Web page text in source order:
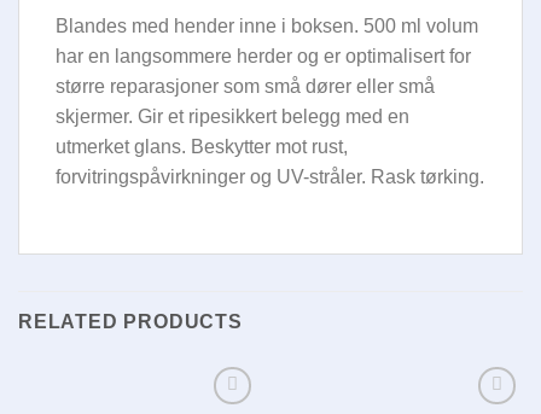
Blandes med hender inne i boksen. 500 ml volum
har en langsommere herder og er optimalisert for
større reparasjoner som små dører eller små
skjermer. Gir et ripesikkert belegg med en
utmerket glans. Beskytter mot rust,
forvitringspåvirkninger og UV-stråler. Rask tørking.
RELATED PRODUCTS